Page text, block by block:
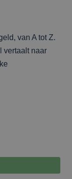
van A tot Z.
vertaalt naar